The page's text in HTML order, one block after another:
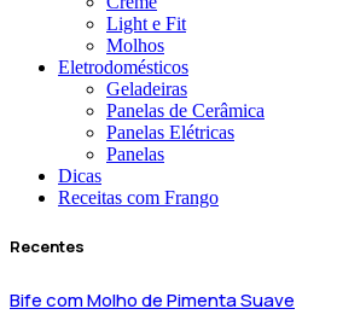
Light e Fit
Molhos
Eletrodomésticos
Geladeiras
Panelas de Cerâmica
Panelas Elétricas
Panelas
Dicas
Receitas com Frango
Recentes
Bife com Molho de Pimenta Suave